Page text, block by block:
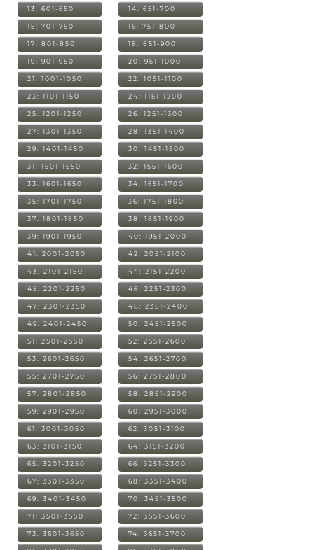
13: 601-650 14: 651-700
15: 701-750 16: 751-800
17: 801-850 18: 851-900
19: 901-950 20: 951-1000
21: 1001-1050 22: 1051-1100
23: 1101-1150 24: 1151-1200
25: 1201-1250 26: 1251-1300
27: 1301-1350 28: 1351-1400
29: 1401-1450 30: 1451-1500
31: 1501-1550 32: 1551-1600
33: 1601-1650 34: 1651-1700
35: 1701-1750 36: 1751-1800
37: 1801-1850 38: 1851-1900
39: 1901-1950 40: 1951-2000
41: 2001-2050 42: 2051-2100
43: 2101-2150 44: 2151-2200
45: 2201-2250 46: 2251-2300
47: 2301-2350 48: 2351-2400
49: 2401-2450 50: 2451-2500
51: 2501-2550 52: 2551-2600
53: 2601-2650 54: 2651-2700
55: 2701-2750 56: 2751-2800
57: 2801-2850 58: 2851-2900
59: 2901-2950 60: 2951-3000
61: 3001-3050 62: 3051-3100
63: 3101-3150 64: 3151-3200
65: 3201-3250 66: 3251-3300
67: 3301-3350 68: 3351-3400
69: 3401-3450 70: 3451-3500
71: 3501-3550 72: 3551-3600
73: 3601-3650 74: 3651-3700